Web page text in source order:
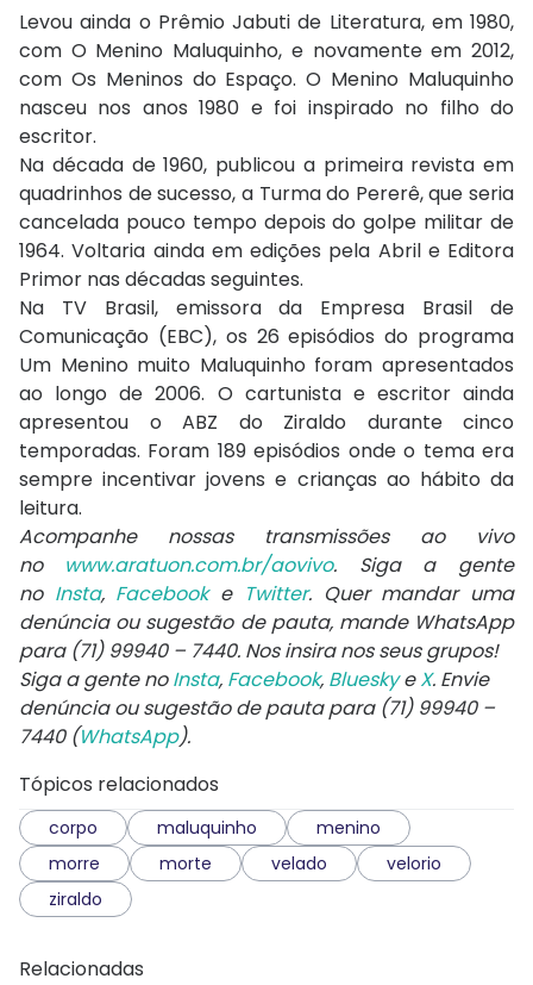
Levou ainda o Prêmio Jabuti de Literatura, em 1980,
com O Menino Maluquinho, e novamente em 2012,
com Os Meninos do Espaço. O Menino Maluquinho
nasceu nos anos 1980 e foi inspirado no filho do
escritor.
Na década de 1960, publicou a primeira revista em
quadrinhos de sucesso, a Turma do Pererê, que seria
cancelada pouco tempo depois do golpe militar de
1964. Voltaria ainda em edições pela Abril e Editora
Primor nas décadas seguintes.
Na TV Brasil, emissora da Empresa Brasil de
Comunicação (EBC), os 26 episódios do programa
Um Menino muito Maluquinho foram apresentados
ao longo de 2006. O cartunista e escritor ainda
apresentou o ABZ do Ziraldo durante cinco
temporadas. Foram 189 episódios onde o tema era
sempre incentivar jovens e crianças ao hábito da
leitura.
Acompanhe nossas transmissões ao vivo
no
www.aratuon.com.br/aovivo. Siga a gente
no Insta, Facebook e Twitter. Quer mandar uma
denúncia ou sugestão de pauta, mande WhatsApp
para (71) 99940 – 7440. Nos insira nos seus grupos!
Siga a gente noInsta, Facebook, BlueskyeX. Envie
denúncia ou sugestão de pauta para (71) 99940 –
7440 (WhatsApp).
Tópicos relacionados
corpo maluquinho
menino
morre
morte velado
velorio
ziraldo
Relacionadas